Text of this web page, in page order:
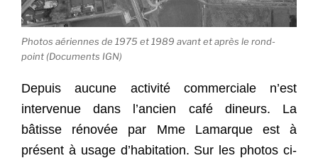
Photos aériennes de 1975 et 1989 avant et après le rond-
point (Documents IGN)
Depuis aucune activité commerciale n’est
intervenue dans l’ancien café dineurs. La
bâtisse rénovée par Mme Lamarque est à
présent à usage d’habitation. Sur les photos ci-